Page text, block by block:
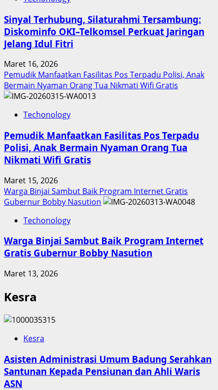
Sinyal Terhubung, Silaturahmi Tersambung:
Diskominfo OKI–Telkomsel Perkuat Jaringan
Jelang Idul Fitri
Maret 16, 2026
Pemudik Manfaatkan Fasilitas Pos Terpadu Polisi, Anak
Bermain Nyaman Orang Tua Nikmati Wifi Gratis
Techonology
Pemudik Manfaatkan Fasilitas Pos Terpadu
Polisi, Anak Bermain Nyaman Orang Tua
Nikmati Wifi Gratis
Maret 15, 2026
Warga Binjai Sambut Baik Program Internet Gratis
Gubernur Bobby Nasution
Techonology
Warga Binjai Sambut Baik Program Internet
Gratis Gubernur Bobby Nasution
Maret 13, 2026
Kesra
Kesra
Asisten Administrasi Umum Badung Serahkan
Santunan Kepada Pensiunan dan Ahli Waris
ASN